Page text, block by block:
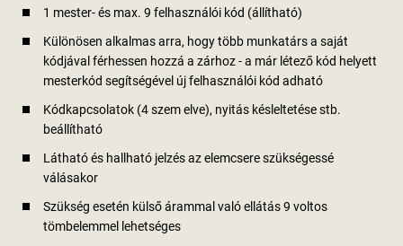
1 mester- és max. 9 felhasználói kód (állítható)
Különösen alkalmas arra, hogy több munkatárs a saját
kódjával férhessen hozzá a zárhoz - a már létező kód helyett
mesterkód segítségével új felhasználói kód adható
Kódkapcsolatok (4 szem elve), nyitás késleltetése stb.
beállítható
Látható és hallható jelzés az elemcsere szükségessé
válásakor
Szükség esetén külső árammal való ellátás 9 voltos
tömbelemmel lehetséges